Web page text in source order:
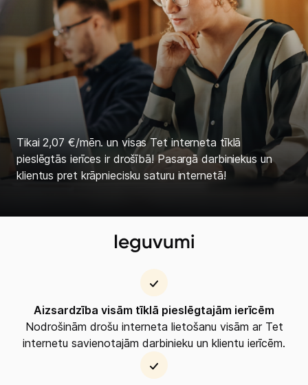
Tikai 2,07 €/mēn. un visas Tet interneta tīklā
pieslēgtās ierīces ir drošībā! Pasargā darbiniekus un
klientus pret krāpniecisku saturu internetā!
Ieguvumi
Aizsardzība visām tīklā pieslēgtajām ierīcēm
Nodrošinām drošu interneta lietošanu visām ar Tet
internetu savienotajām darbinieku un klientu ierīcēm.